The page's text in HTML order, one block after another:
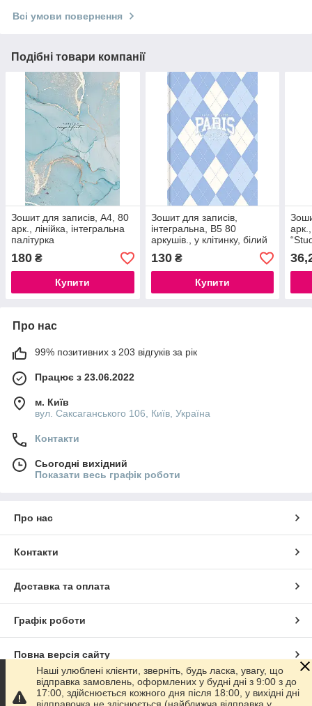
Всі умови повернення
Подібні товари компанії
Зошит для записів, А4, 80
арк., лінійка, інтегральна
палітурка
180 ₴
Купити
Зошит для записів,
інтегральна, В5 80
аркушів., у клітинку, білий
блок, 70г/м2, мат.
ламінація
130₴
Купити
Про нас
99% позитивних з 203 відгуків за рік
Працює з 23.06.2022
м. Київ
вул. Саксаганського 106, Київ, Україна
Контакти
Сьогодні вихідний
Показати весь графік роботи
Про нас
Контакти
Доставка та оплата
Графік роботи
Повна версія сайту
Сайт створено на маркетплейсіProm.ua
Наші улюблені клієнти, зверніть, будь ласка, увагу, що
відправка замовлень, оформлених у будні дні з 9:00 з до
17:00, здійснюється кожного дня після 18:00, у вихідні дні